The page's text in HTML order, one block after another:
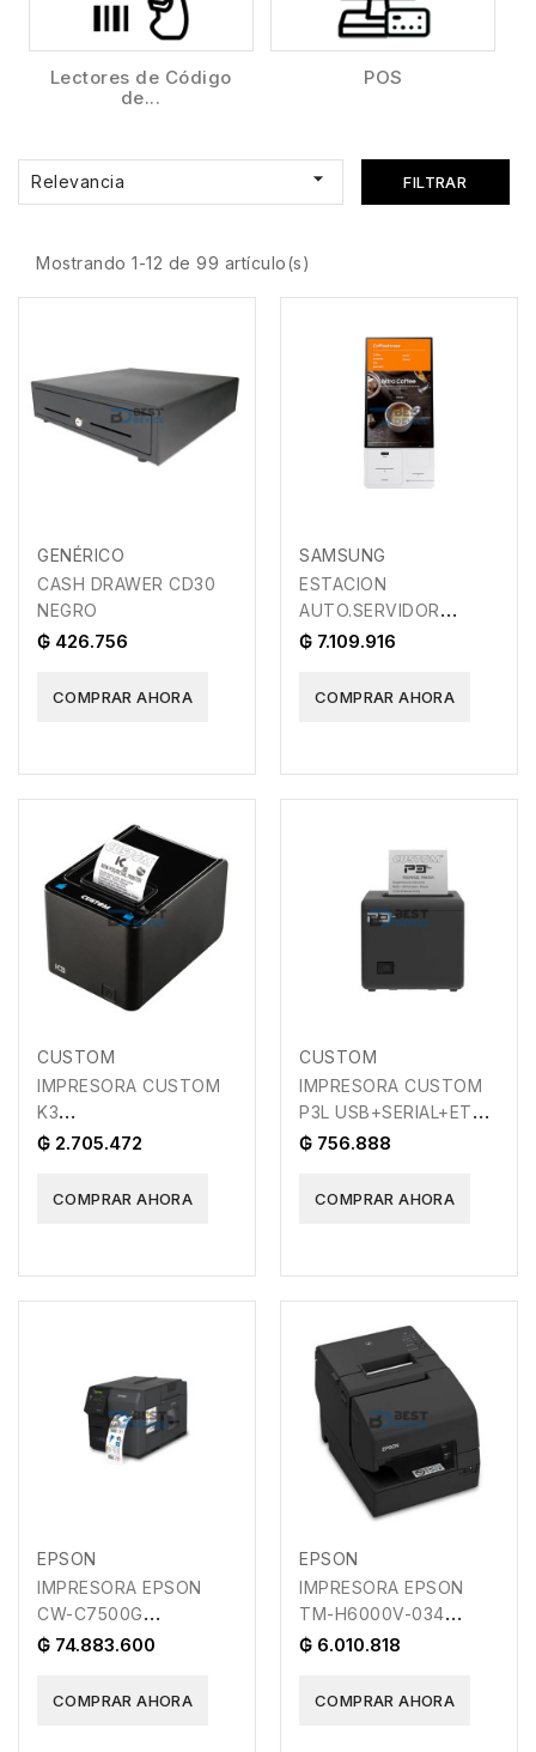
Lectores de Código
de...
POS
Relevancia  FILTRAR
Mostrando 1-12 de 99 artículo(s)
GENÉRICO
CASH DRAWER CD30
NEGRO
₲ 426.756
COMPRAR AHORA
SAMSUNG
ESTACION
AUTO.SERVIDOR
SAMSUNG CY-
₲ 7.109.916
COMPRAR AHORA
CUSTOM
IMPRESORA CUSTOM
K3
USB+SERIAL+ETH+WIFI
₲ 2.705.472
COMPRAR AHORA
CUSTOM
IMPRESORA CUSTOM
P3L USB+SERIAL+ETH
TERMICA
₲ 756.888
COMPRAR AHORA
EPSON
IMPRESORA EPSON
CW-C7500G
COLORWORKS EDG1
₲ 74.883.600
COMPRAR AHORA
EPSON
IMPRESORA EPSON
TM-H6000V-034
SERIAL/USB/ETHERNET
₲ 6.010.818
COMPRAR AHORA